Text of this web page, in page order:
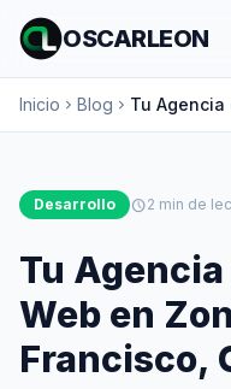
OSCARLEON
Inicio chevron_right Blog chevron_right Tu Agencia
de San
Desarrollo schedule2 min de
Tu
Web en
Francisco,